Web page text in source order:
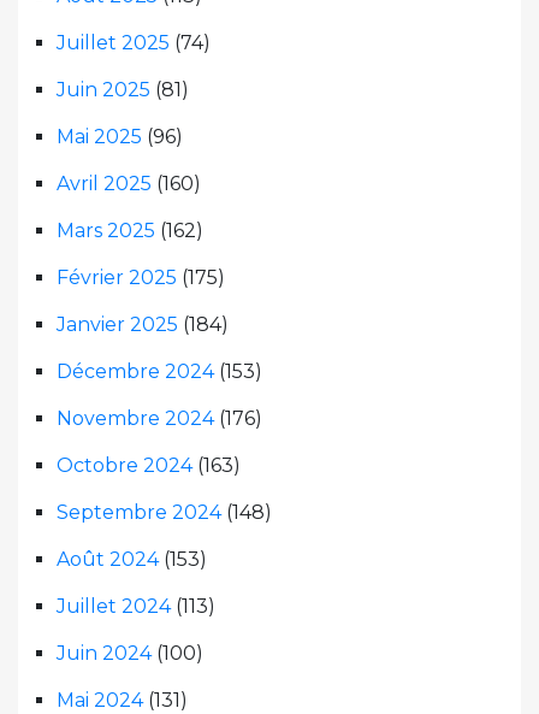
Juillet 2025 (74)
Juin 2025 (81)
Mai 2025 (96)
Avril 2025 (160)
Mars 2025 (162)
Février 2025 (175)
Janvier 2025 (184)
Décembre 2024(153)
Novembre 2024(176)
Octobre 2024(163)
Septembre 2024(148)
Août 2024(153)
Juillet 2024(113)
Juin 2024(100)
Mai 2024(131)